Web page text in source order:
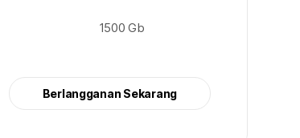
1500 Gb
Berlangganan Sekarang